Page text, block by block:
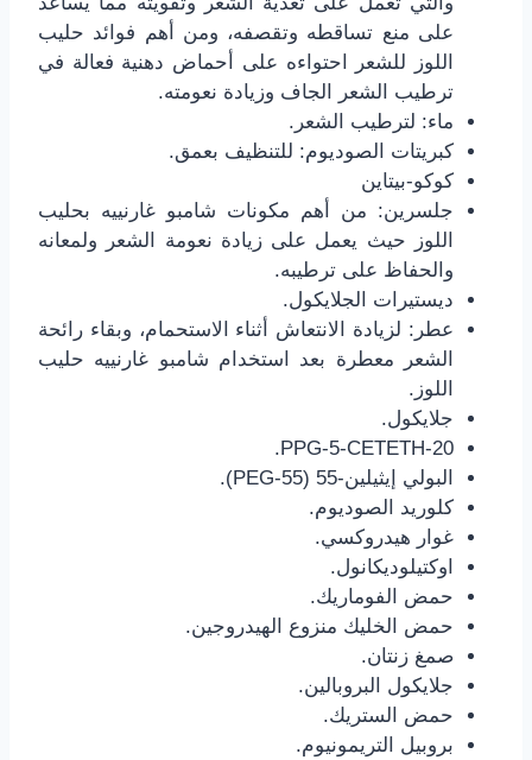
على منع تساقطه وتقصفه، ومن أهم فوائد حليب
اللوز للشعر احتواءه على أحماض دهنية فعالة في
ترطيب الشعر الجاف وزيادة نعومته.
ماء: لترطيب الشعر.
كبريتات الصوديوم: للتنظيف بعمق.
كوكو-بيتاين
جلسرين: من أهم مكونات شامبو غارنييه بحليب
اللوز حيث يعمل على زيادة نعومة الشعر ولمعانه
والحفاظ على ترطيبه.
ديستيرات الجلايكول.
عطر: لزيادة الانتعاش أثناء الاستحمام، وبقاء رائحة
الشعر معطرة بعد استخدام شامبو غارنييه حليب
اللوز.
جلايكول.
PPG-5-CETETH-20.
البولي إيثيلين-55 (PEG-55).
كلوريد الصوديوم.
غوار هيدروكسي.
اوكتيلوديكانول.
حمض الفوماريك.
حمض الخليك منزوع الهيدروجين.
صمغ زنتان.
جلايكول البروبالين.
حمض الستريك.
بروبيل التريمونيوم.